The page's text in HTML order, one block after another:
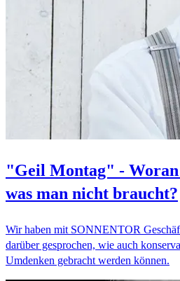
"Geil Montag" -
was man nicht braucht?
Wir haben mit SONNENTOR
darüber gesprochen, wie auch
Umdenken gebracht werden können.